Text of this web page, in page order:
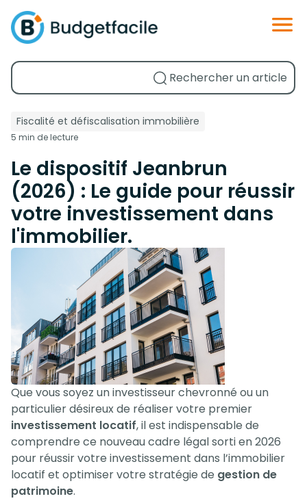
Fiscalité et défiscalisation immobilière
5 min de lecture
Le dispositif Jeanbrun
(2026) : Le guide pour réussir
votre investissement dans
l'immobilier.
Que vous soyez un investisseur chevronné ou un
particulier désireux de réaliser votre premier
investissement locatif, il est indispensable de
comprendre ce nouveau cadre légal sorti en 2026
pour réussir votre investissement dans l’immobilier
locatif et optimiser votre stratégie de gestion de
patrimoine.